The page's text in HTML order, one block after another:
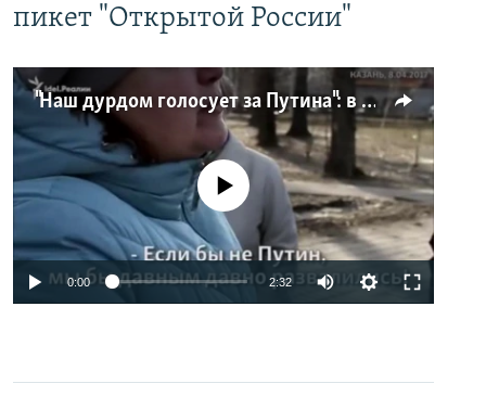
пикет "Открытой России"
"Наш дурдом голосует за Путина": в Казани прошел арт-пикет "Открытой России"
No media source currently available
0:00 2:32